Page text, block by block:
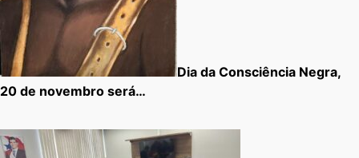
Dia da Consciência Negra,
20 de novembro será…